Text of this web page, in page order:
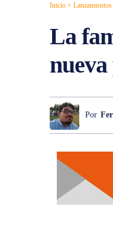
Inicio Lanzamientos
La
Por